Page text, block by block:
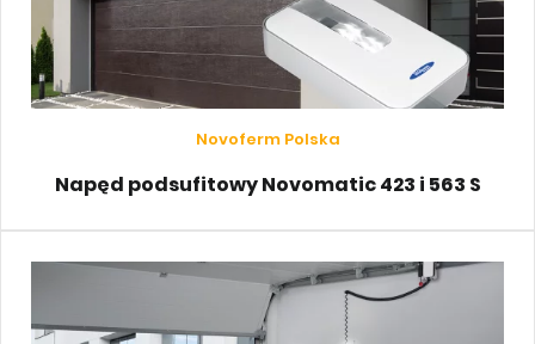
Novoferm Polska
Napęd podsufitowy Novomatic 423 i 563 S